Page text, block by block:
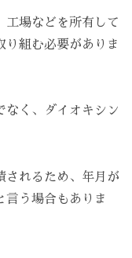
工場などを所有して
り組む必要がありま
なく、ダイオキシン
されるため、年月が
言う場合もありま